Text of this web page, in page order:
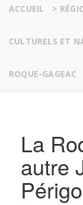
ACCUEIL >
CULTURELS ET
ROQUE-GAGEAC
La
autre